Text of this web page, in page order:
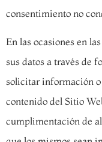
consentimiento no
En las ocasiones en
sus datos a través de
solicitar información
contenido del Sitio
cumplimentación de